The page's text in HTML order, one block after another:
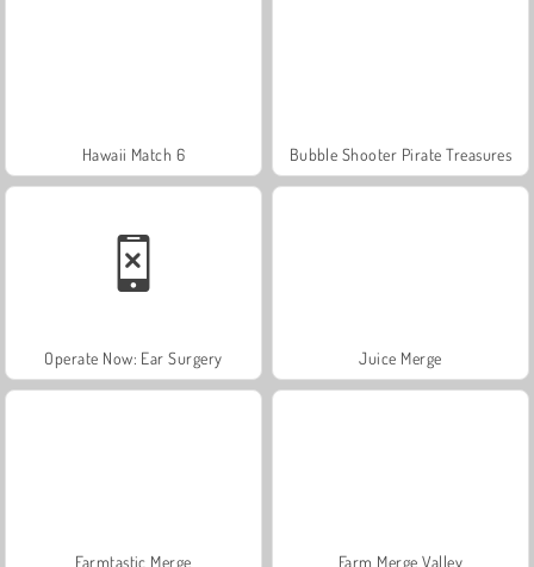
Hawaii Match 6 Bubble Shooter Pirate Treasures
Operate Now: Ear Surgery Juice Merge
Farmtastic Merge Farm Merge Valley